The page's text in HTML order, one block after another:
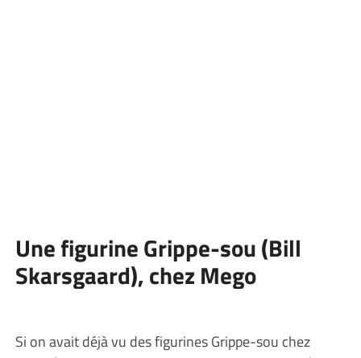
Une figurine Grippe-sou (Bill
Skarsgaard), chez Mego
Si on avait déjà vu des figurines Grippe-sou chez